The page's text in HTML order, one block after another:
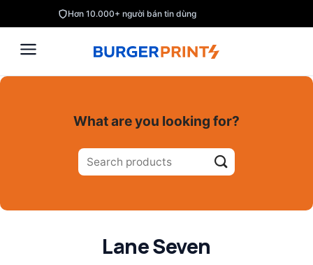
to
content
Hơn 10.000+ người bán tin dùng
What are you looking for?
Tìm
kiếm:
Lane Seven